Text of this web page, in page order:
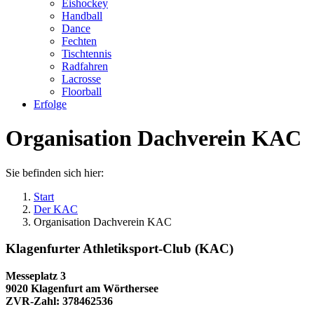
Eishockey
Handball
Dance
Fechten
Tischtennis
Radfahren
Lacrosse
Floorball
Erfolge
Organisation Dachverein KAC
Sie befinden sich hier:
Start
Der KAC
Organisation Dachverein KAC
Klagenfurter Athletiksport-Club (KAC)
Messeplatz 3
9020 Klagenfurt am Wörthersee
ZVR-Zahl: 378462536